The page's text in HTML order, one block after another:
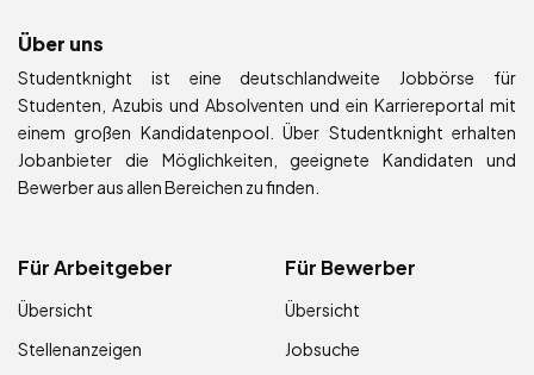
Über uns
Studentknight ist eine deutschlandweite Jobbörse für
Studenten, Azubis und Absolventen und ein Karriereportal mit
einem großen Kandidatenpool. Über Studentknight erhalten
Jobanbieter die Möglichkeiten, geeignete Kandidaten und
Bewerber aus allen Bereichen zu finden.
Für Arbeitgeber
Übersicht
Stellenanzeigen
Für Bewerber
Übersicht
Jobsuche